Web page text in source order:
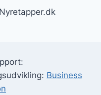
Business